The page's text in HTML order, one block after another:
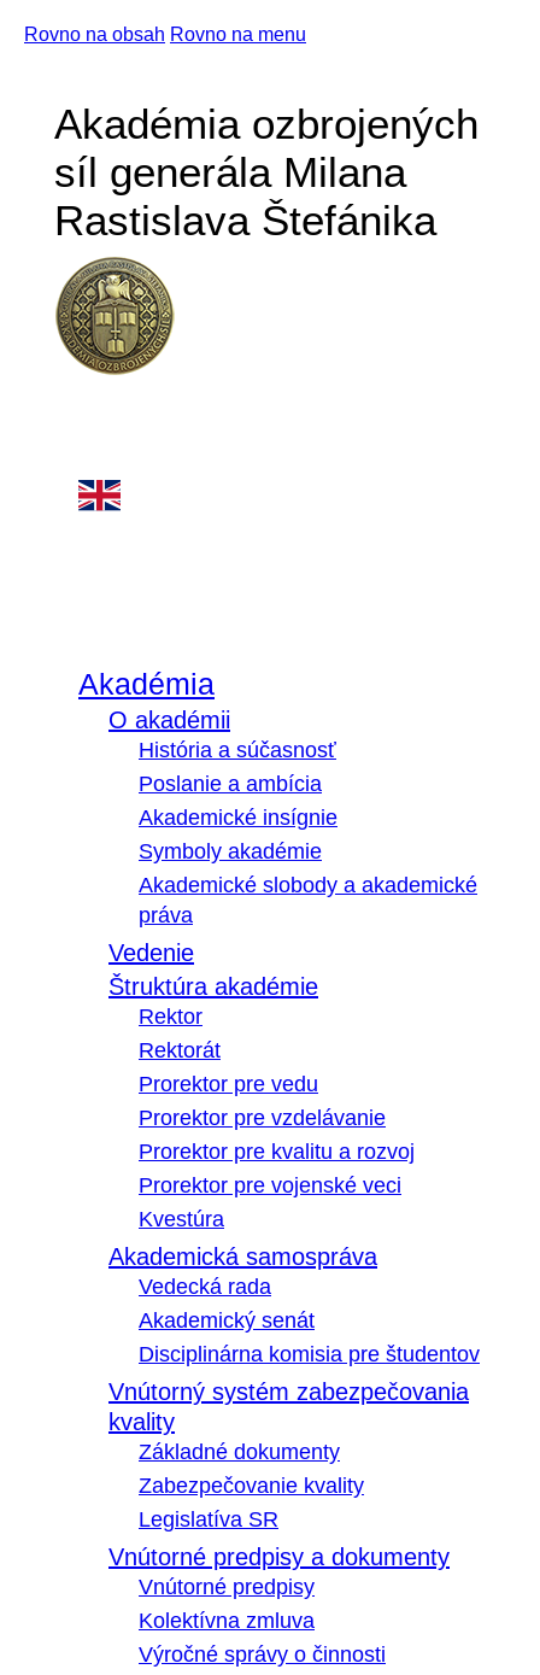
Rovno na obsah Rovno na menu
Akadémia ozbrojených
síl generála Milana
Rastislava Štefánika
Akadémia
O akadémii
História a súčasnosť
Poslanie a ambícia
Akademické insígnie
Symboly akadémie
Akademické slobody a akademické
práva
Vedenie
Štruktúra akadémie
Rektor
Rektorát
Prorektor pre vedu
Prorektor pre vzdelávanie
Prorektor pre kvalitu a rozvoj
Prorektor pre vojenské veci
Kvestúra
Akademická samospráva
Vedecká rada
Akademický senát
Disciplinárna komisia pre študentov
Vnútorný systém zabezpečovania
kvality
Základné dokumenty
Zabezpečovanie kvality
Legislatíva SR
Vnútorné predpisy a dokumenty
Vnútorné predpisy
Kolektívna zmluva
Výročné správy o činnosti